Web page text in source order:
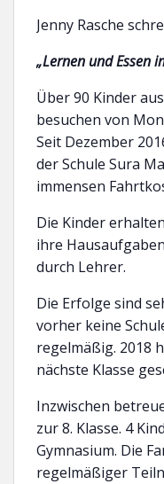
Jenny Rasche
„Lernen und Essen
Über 90 Kinder
besuchen von
Seit Dezember
der Schule Sura
immensen
Die Kinder
ihre
durch Lehrer.
Die Erfolge sind
vorher keine
regelmäßig. 2018
nächste Klasse
Inzwischen
zur 8. Klasse. 4
Gymnasium. Die
regelmäßiger